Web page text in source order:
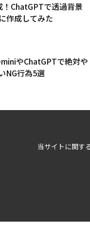
ChatGPTで透過背景
作成してみた
やChatGPTで絶対や
NG行為5選
当サイトに関す